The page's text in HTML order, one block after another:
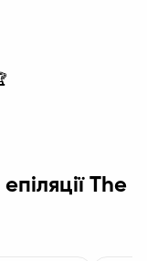
The